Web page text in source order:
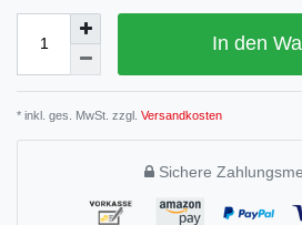
In den
* inkl. ges. MwSt. zzgl. Versandkosten
Sichere